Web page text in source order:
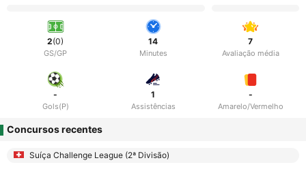
2(0)
GS/GP
14
Minutes
7
Avaliação média
-
Gols(P)
1
Assistências
-
Amarelo/Vermelho
Concursos recentes
Suíça Challenge League (2ª Divisão)